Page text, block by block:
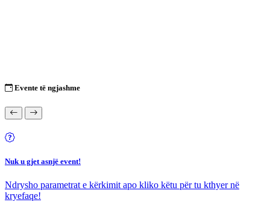
Evente të ngjashme
Nuk u gjet asnjë event!
Ndrysho parametrat e kërkimit apo kliko këtu për tu kthyer në
kryefaqe!